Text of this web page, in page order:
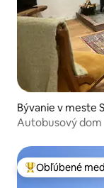
Bývanie v meste
Autobusový dom
Najobľúbenejšie
Obľúbené